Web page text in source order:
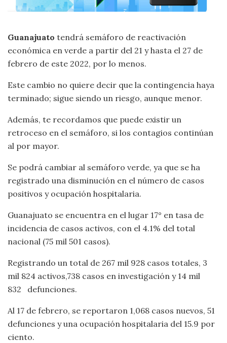
Guanajuato tendrá semáforo de reactivación
económica en verde a partir del 21 y hasta el 27 de
febrero de este 2022, por lo menos.
Este cambio no quiere decir que la contingencia haya
terminado; sigue siendo un riesgo, aunque menor.
Además, te recordamos que puede existir un
retroceso en el semáforo, si los contagios continúan
al por mayor.
Se podrá cambiar al semáforo verde, ya que se ha
registrado una disminución en el número de casos
positivos y ocupación hospitalaria.
Guanajuato se encuentra en el lugar 17° en tasa de
incidencia de casos activos, con el 4.1% del total
nacional (75 mil 501 casos).
Registrando un total de 267 mil 928 casos totales, 3
mil 824 activos,738 casos en investigación y 14 mil
832 defunciones.
Al 17 de febrero, se reportaron 1,068 casos nuevos, 51
defunciones y una ocupación hospitalaria del 15.9 por
ciento.